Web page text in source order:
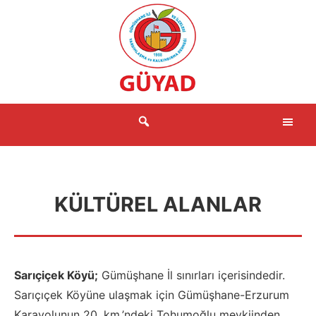
KÜLTÜREL ALANLAR
Sarıçiçek Köyü; Gümüşhane İl sınırları içerisindedir.
Sarıçıçek Köyüne ulaşmak için Gümüşhane-Erzurum